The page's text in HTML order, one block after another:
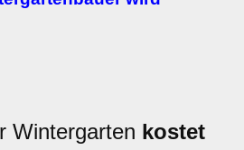
Wintergarten kostet